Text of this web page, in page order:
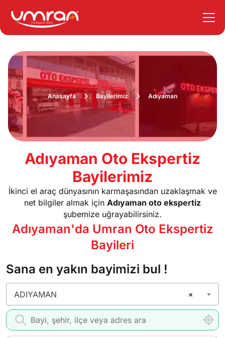
Anasayfa Bayilerimiz Adıyaman
Adıyaman Oto Ekspertiz
Bayilerimiz
İkinci el araç dünyasının karmaşasından uzaklaşmak ve
net bilgiler almak için Adıyaman oto ekspertiz
şubemize uğrayabilirsiniz.
Adıyaman'da Umran Oto Ekspertiz
Bayileri
Sana en yakın bayimizi bul !
×
ADIYAMAN
Bayi Ara